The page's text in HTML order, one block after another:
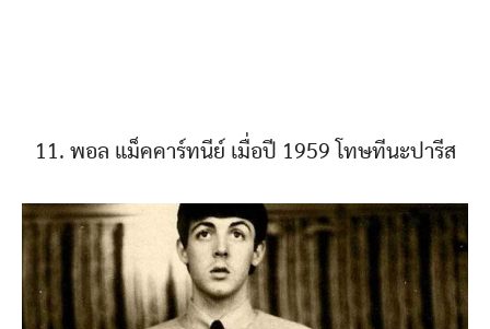
11. พอล แม็คคาร์ทนีย์ เมื่อปี 1959 โทษทีนะปารีส